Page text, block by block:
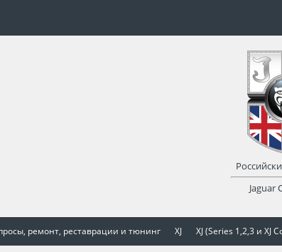
ремонт, реставрации и тюнинг XJ XJ (Series 1,2,3 и XJ
Jaguar